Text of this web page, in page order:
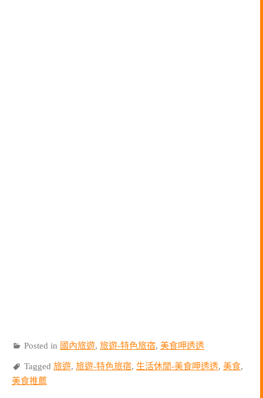
Posted in 國內旅遊, 旅遊-特色旅宿, 美食呷透透
Tagged 旅遊, 旅遊-特色旅宿, 生活休閒-美食呷透透, 美食,
美食推薦